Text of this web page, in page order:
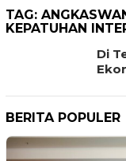
TAG:
KEPATUHAN
Di
BERITA POPULER